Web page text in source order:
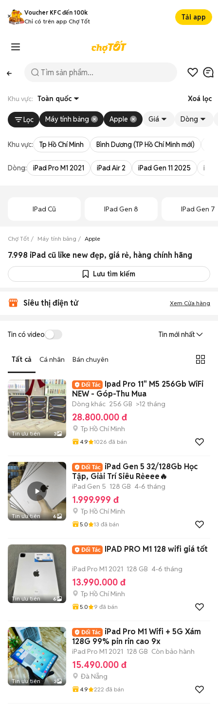
Voucher KFC đến 100k
Chỉ có trên app Chợ Tốt
Tải app
Khu vực: Toàn quốc Xoá lọc
Lọc Máy tính bảng Apple Giá Dòng
Khu vực: Tp Hồ Chí Minh Bình Dương (TP Hồ Chí Minh mới)
Dòng: iPad Pro M1 2021 iPad Air 2 iPad Gen 11 2025
IPad Cũ IPad Gen 8 IPad Gen 7
Chợ Tốt Máy tính bảng Apple
7.998 iPad cũ like new đẹp, giá rẻ, hàng chính hãng
Lưu tìm kiếm
Siêu thị điện tử Xem Cửa hàng
Tin có video Tin mới nhất
Tất cả Cá nhân Bán chuyên
Tin ưu tiên 3
Ipad Pro 11" M5 256Gb WiFi
NEW - Góp-Thu Mua
Dòng khác 256 GB >12 tháng
28.800.000 đ
Tp Hồ Chí Minh
4.9 1026 đã bán
Tin ưu tiên 6
iPad Gen 5 32/128Gb Học
Tập, Giải Trí Siêu Rẻeee🔥
iPad Gen 5 128 GB 4-6 tháng
1.999.999 đ
Tp Hồ Chí Minh
5.0 13 đã bán
Tin ưu tiên 6
IPAD PRO M1 128 wifi giá tốt
iPad Pro M1 2021 128 GB 4-6 tháng
13.990.000 đ
Tp Hồ Chí Minh
5.0 9 đã bán
Tin ưu tiên 3
iPad Pro M1 Wifi + 5G Xám
128G 99% pin rin cao 9x
iPad Pro M1 2021 128 GB Còn bảo hành
15.490.000 đ
Đà Nẵng
4.9 222 đã bán